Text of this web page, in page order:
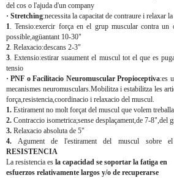
del cos o l'ajuda d'un company
· Stretching:necessita la capacitat de contraure i relaxar
1. Tensio:exercir força en el grup muscular contra un
possible,agüantant 10-30"
2. Relaxacio:descans 2-3"
3. Extensio:estirar suaument el muscul tot el que es
tensio
· PNF o Facilitacio Neuromuscular Propioceptiva:es
mecanismes neuromusculars.Mobilitza i estabilitza les
força,resistencia,coordinacio i relaxacio del muscul.
1. Estirament no molt forçat del muscul que volem
2. Contraccio isometrica;sense desplaçament,de 7-8",del
3. Relaxacio absoluta de 5"
4. Agument de l'estirament del muscul sobre
RESISTENCIA
La resistencia es la capacidad se soportar la fatiga en
esfuerzos relativamente largos y/o de recuperarse